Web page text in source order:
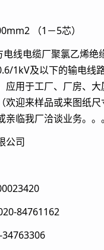
（1－5芯）
线电缆厂聚氯乙烯绝
1kV及以下的输电线
用于工厂、厂房、大
欢迎来样品或来图纸
临我厂洽谈业务。。。
公司
84761162
34763306